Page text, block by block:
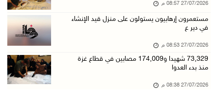
27/07/2026 08:57 م
مستعمرون إرهابيون يستولون على منزل قيد الإنشاء
في دير ع
27/07/2026 08:53 م
73,329 شهيدا و174,009 مصابين في قطاع غزة
منذ بدء العدوا
27/07/2026 08:38 م